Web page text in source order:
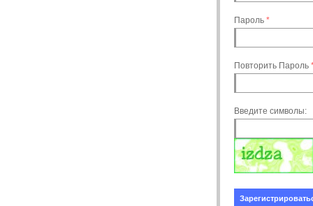
Пароль *
Повторить Пароль
Введите символы: